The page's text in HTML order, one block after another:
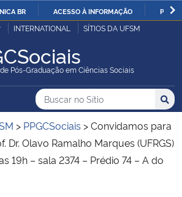
IR
O
BR ACESSO À INFORMAÇÃO
Pública
INTERNATIONAL SÍTIOS DA UFSM
Pós-Graduação em Ciências Sociais
do Sítio
Busca
Buscar no no Sítio
Busca:
> PPGCSociais >Convidamos para
Dr. Olavo Ramalho Marques (UFRGS)
19h – sala 2374 – Prédio 74 – A do